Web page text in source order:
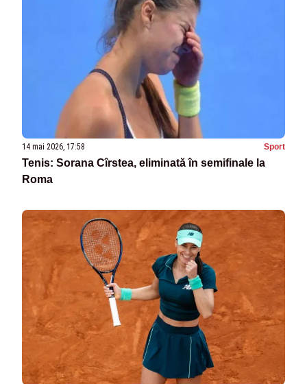
14 mai 2026, 17:58 Sport
Tenis: Sorana Cîrstea, eliminată în semifinale la
Roma